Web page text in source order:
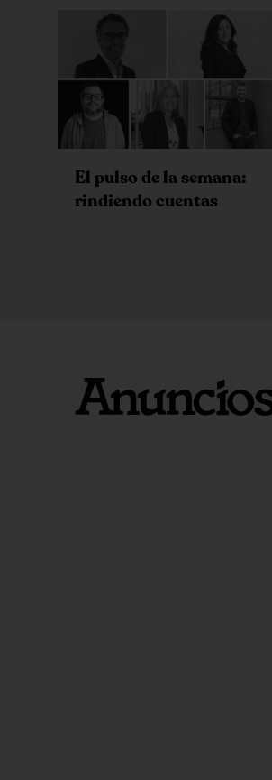
El pulso de la semana:
rindiendo cuentas